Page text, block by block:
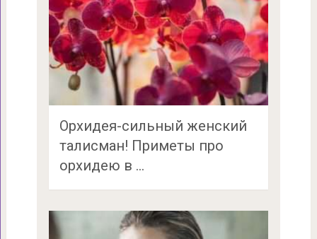
Орхидея-сильный женский
талисман! Приметы про
орхидею в …